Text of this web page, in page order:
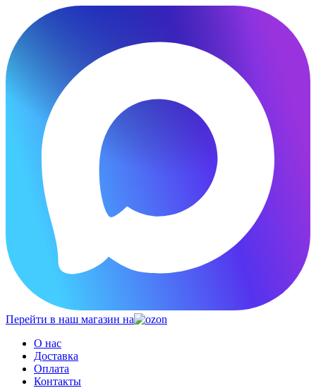
Перейти в наш магазин на
О нас
Доставка
Оплата
Контакты